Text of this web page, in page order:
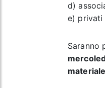
d)
e) privati
Saranno